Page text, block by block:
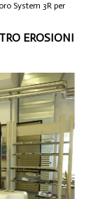
System 3R per
EROSIONI